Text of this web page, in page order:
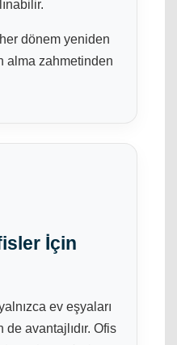
dönem yeniden
alma zahmetinden
İçin
ev eşyaları
avantajlıdır. Ofis